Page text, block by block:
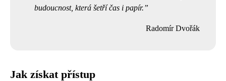
budoucnost, která šetří čas i papír.
Radomír Dvořák
Jak získat přístup